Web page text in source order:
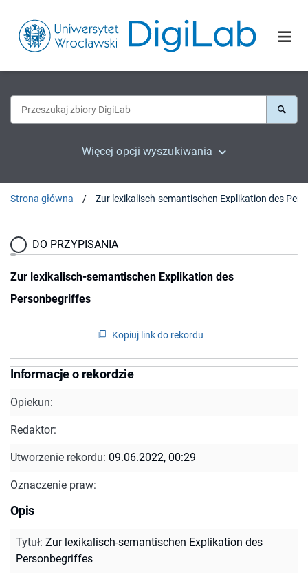
Więcej opcji wyszukiwania
Strona główna
DO PRZYPISANIA
Zur lexikalisch-semantischen Explikation des
Personbegriffes
Kopiuj link do rekordu
Informacje o rekordzie
Opiekun:
Redaktor:
Utworzenie rekordu: 09.06.2022, 00:29
Oznaczenie praw:
Opis
Tytuł: Zur lexikalisch-semantischen Explikation des
Personbegriffes